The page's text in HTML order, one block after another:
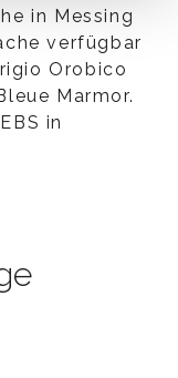
in Messing
verfügbar
Orobico
Marmor.
in